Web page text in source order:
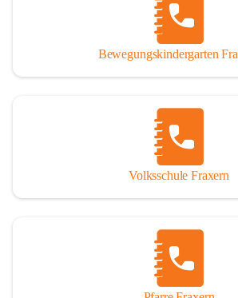
Bewegungskindergarten
Volksschule Fraxern